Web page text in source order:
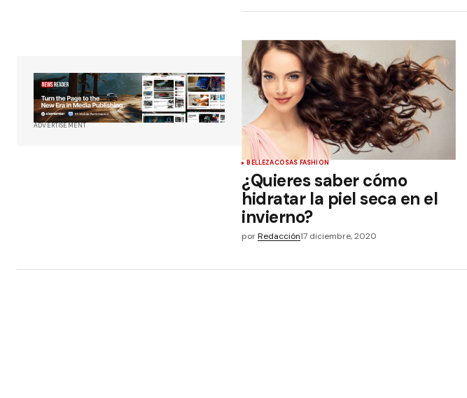
ADVERTISEMENT
BELLEZACOSAS FASHION
¿Quieres saber cómo
hidratar la piel seca en el
invierno?
por Redacción17 diciembre, 2020